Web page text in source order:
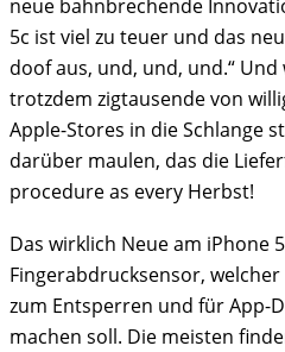
neue bahnbrechende
5c ist viel zu teuer und das
doof aus, und, und, und.“
trotzdem zigtausende von
Apple-Stores in die Schlange
darüber maulen, das die
procedure as every Herbst!
Das wirklich Neue am iPhone
Fingerabdrucksensor,
zum Entsperren und für App-
machen soll. Die meisten